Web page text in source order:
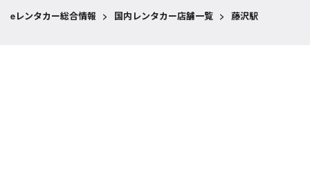
eレンタカー総合情報 > 国内レンタカー店舗一覧 > 藤沢駅